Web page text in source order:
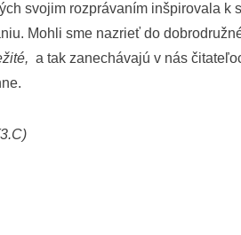
svojim rozprávaním inšpirovala k
Mohli sme nazrieť do
a tak zanechávajú v nás